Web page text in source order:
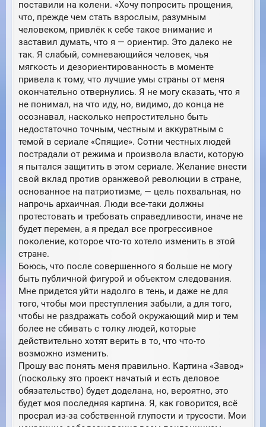
поставили на колени. «Хочу попросить прощения,
что, прежде чем стать взрослым, разумным
человеком, привлёк к себе такое внимание и
заставил думать, что я — ориентир. Это далеко не
так. Я слабый, сомневающийся человек, чья
мягкость и дезориентированность в моменте
привела к тому, что лучшие умы страны от меня
окончательно отвернулись. Я не могу сказать, что я
не понимал, на что иду, но, видимо, до конца не
осознавал, насколько непростительно быть
недостаточно точным, честным и аккуратным с
темой в сериале «Спящие». Сотни честных людей
пострадали от режима и произвола власти, которую
я пытался защитить в этом сериале. Желание внести
свой вклад против оранжевой революции в стране,
основанное на патриотизме, — цель похвальная, но
напрочь архаичная. Люди все-таки должны
протестовать и требовать справедливости, иначе не
будет перемен, а я предал все прогрессивное
поколение, которое что-то хотело изменить в этой
стране.
Боюсь, что после совершенного я больше не могу
быть публичной фигурой и объектом следования.
Мне придется уйти надолго в тень, и даже не для
того, чтобы мои преступления забыли, а для того,
чтобы не раздражать собой окружающий мир и тем
более не сбивать с толку людей, которые
действительно хотят верить в то, что что-то
возможно изменить.
Прошу вас понять меня правильно. Картина «Завод»
(поскольку это проект начатый и есть деловое
обязательство) будет доделана, но, вероятно, это
будет моя последняя картина. Я, как говорится, всё
просрал из-за собственной глупости и трусости. Мои